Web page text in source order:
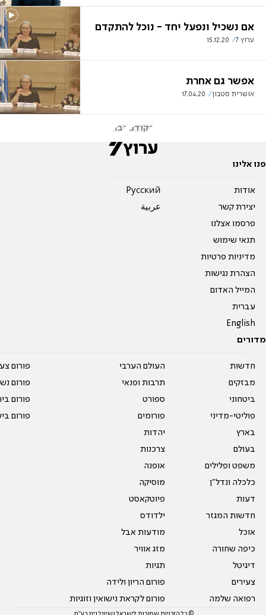
אם נשכיל ונפעל יחד - נוכל להתקדם
ערוץ 7 15.12.20
אפשר גם אחרת
אושרית סטבון 17.04.20
הקודם הבא
פנו אלינו
אודות
יצירת קשר
פרסמו אצלנו
תנאי שימוש
מדיניות פרטיות
הצהרת נגישות
המייל האדום
עברית
English
Pусский
عربية
מדורים
חדשות
מבזקים
ביטחוני
פוליטי-מדיני
בארץ
בעולם
משפט ופלילים
כלכלה ונדל"ן
דעות
חדשות המגזר
אוכל
כיפה שחורה
דיגיטל
צעירים
רפואה שלמה
העולם הערבי
תרבות ופנאי
ספורט
פורומים
יהדות
צרכנות
אופנה
מוסיקה
פיוטקאסט
ילדודס
מודעות אבל
מזג אוויר
תגיות
פורום הריון ולידה
פורום לקראת נישואין וזוגיות
פורום
פורום
פורום
פורום
© כל הזכויות שמורות לישראל נשיונל ניוז בע"מ.